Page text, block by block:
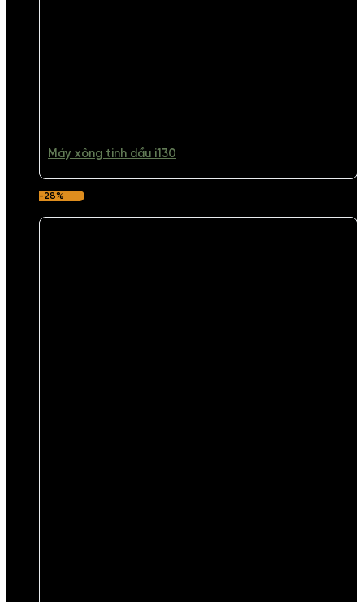
Máy xông tinh dầu i130
-28%